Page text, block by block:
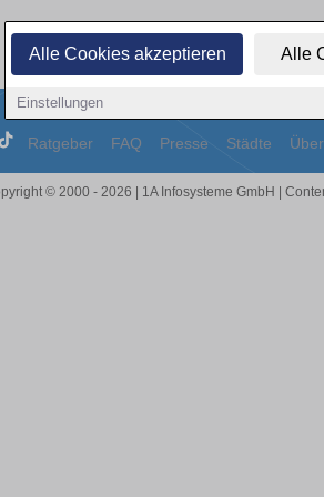
Alle Cookies akzeptieren Alle
Einstellungen
Ratgeber FAQ Presse Städte
© 2000 - 2026 | 1A Infosysteme GmbH |